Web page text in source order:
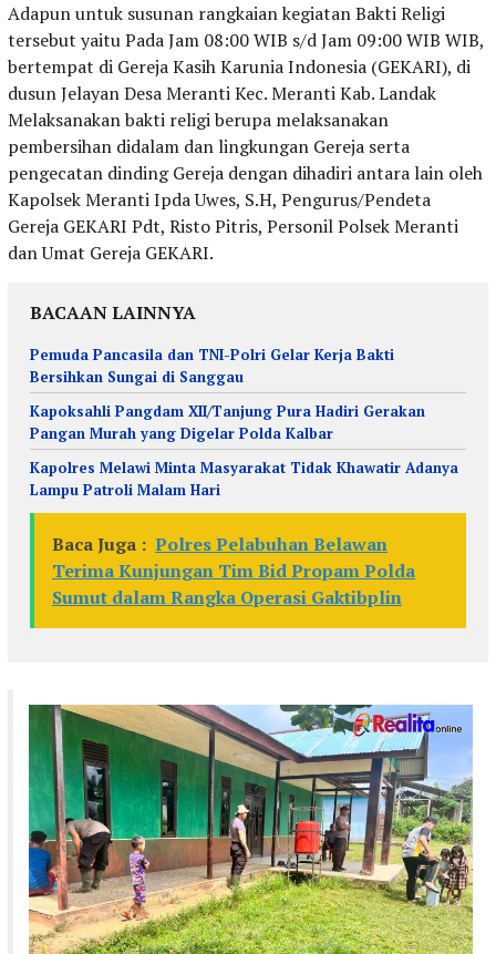
Adapun untuk susunan rangkaian kegiatan Bakti Religi
tersebut yaitu Pada Jam 08:00 WIB s/d Jam 09:00 WIB WIB,
bertempat di Gereja Kasih Karunia Indonesia (GEKARI), di
dusun Jelayan Desa Meranti Kec. Meranti Kab. Landak
Melaksanakan bakti religi berupa melaksanakan
pembersihan didalam dan lingkungan Gereja serta
pengecatan dinding Gereja dengan dihadiri antara lain oleh
Kapolsek Meranti Ipda Uwes, S.H, Pengurus/Pendeta
Gereja GEKARI Pdt, Risto Pitris, Personil Polsek Meranti
dan Umat Gereja GEKARI.
BACAAN LAINNYA
Pemuda Pancasila dan TNI-Polri Gelar Kerja Bakti
Bersihkan Sungai di Sanggau
Kapoksahli Pangdam XII/Tanjung Pura Hadiri Gerakan
Pangan Murah yang Digelar Polda Kalbar
Kapolres Melawi Minta Masyarakat Tidak Khawatir Adanya
Lampu Patroli Malam Hari
Baca Juga : Polres Pelabuhan Belawan
Terima Kunjungan Tim Bid Propam Polda
Sumut dalam Rangka Operasi Gaktibplin